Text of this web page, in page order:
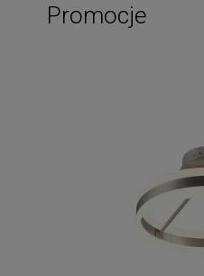
Promocje